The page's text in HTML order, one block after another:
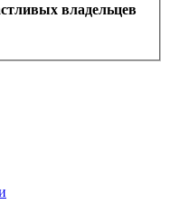
владельцев